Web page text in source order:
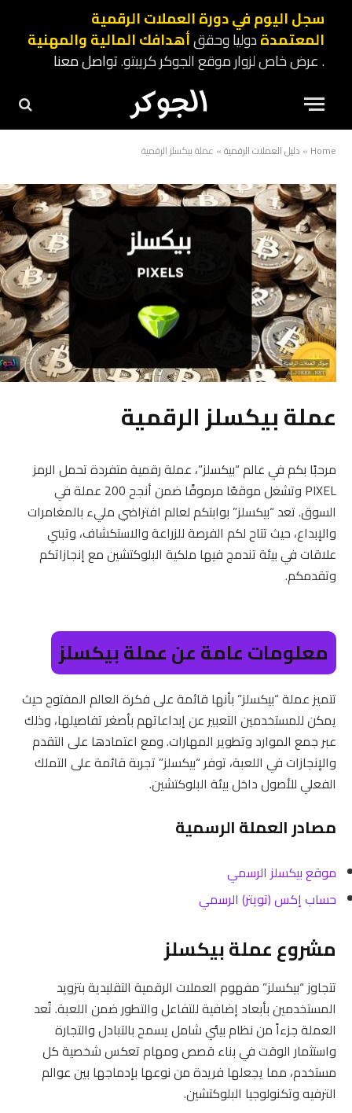
سجل اليوم في دورة العملات الرقمية
المعتمدةدوليا وحققأهدافك المالية والمهنية
. عرض خاص لزوار موقع الجوكر كريبتو.تواصل معنا
Home
» دليل العملات الرقمية» عملة بيكسلز الرقمية
عملة بيكسلز الرقمية
مرحبًا بكم في عالم “بيكسلز”، عملة رقمية متفردة تحمل الرمز
PIXEL وتشغل موقعًا مرموقًا ضمن أنجح 200 عملة في
السوق. تعد “بيكسلز” بوابتكم لعالم افتراضي مليء بالمغامرات
والإبداع، حيث تتاح لكم الفرصة للزراعة والاستكشاف، وتبني
علاقات في بيئة تندمج فيها ملكية البلوكتشين مع إنجازاتكم
وتقدمكم.
معلومات عامة عن عملة بيكسلز
تتميز عملة “بيكسلز” بأنها قائمة على فكرة العالم المفتوح حيث
يمكن للمستخدمين التعبير عن إبداعاتهم بأصغر تفاصيلها، وذلك
عبر جمع الموارد وتطوير المهارات. ومع اعتمادها على التقدم
والإنجازات في اللعبة، توفر “بيكسلز” تجربة قائمة على التملك
الفعلي للأصول داخل بيئة البلوكتشين.
مصادر العملة الرسمية
موقع بيكسلز الرسمي
حساب إكس (تويتر) الرسمي
مشروع عملة بيكسلز
تتجاوز “بيكسلز” مفهوم العملات الرقمية التقليدية بتزويد
المستخدمين بأبعاد إضافية للتفاعل والتطور ضمن اللعبة. تُعد
العملة جزءاً من نظام بيئي شامل يسمح بالتبادل والتجارة
واستثمار الوقت في بناء قصص ومهام تعكس شخصية كل
مستخدم، مما يجعلها فريدة من نوعها بإدماجها بين عوالم
الترفيه وتكنولوجيا البلوكتشين.